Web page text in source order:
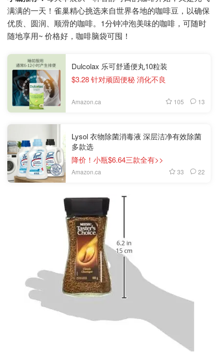
满满的一天！雀巢精心挑选来自世界各地的咖啡豆，以确保
优质、圆润、顺滑的咖啡。1分钟冲泡美味的咖啡，可随时
随地享用~ 价格好，咖啡脑袋可囤！
Dulcolax 乐可舒通便丸10粒装
$3.28 针对顽固便秘 消化不良
Amazon.ca 105 13
Lysol 衣物除菌消毒液 深层洁净有效除菌
多款选
降价！小瓶$6.64三款全有>>
Amazon.ca 33 22